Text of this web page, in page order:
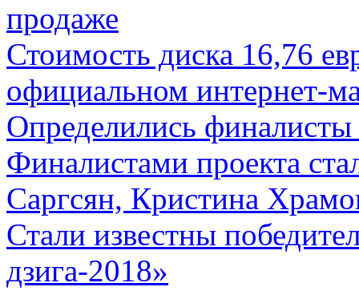
продаже
Стоимость диска 16,76
официальном интернет-
Определились
Финалистами проекта
Саргсян, Кристина
Стали известны
дзига-2018»